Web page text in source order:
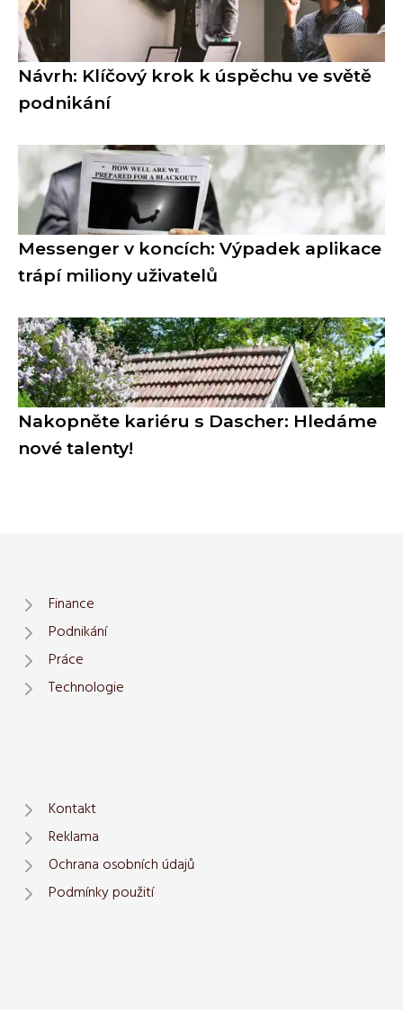
Návrh: Klíčový krok k úspěchu ve světě
podnikání
Messenger v koncích: Výpadek aplikace
trápí miliony uživatelů
Nakopněte kariéru s Dascher: Hledáme
nové talenty!
Finance
Podnikání
Práce
Technologie
Kontakt
Reklama
Ochrana osobních údajů
Podmínky použití